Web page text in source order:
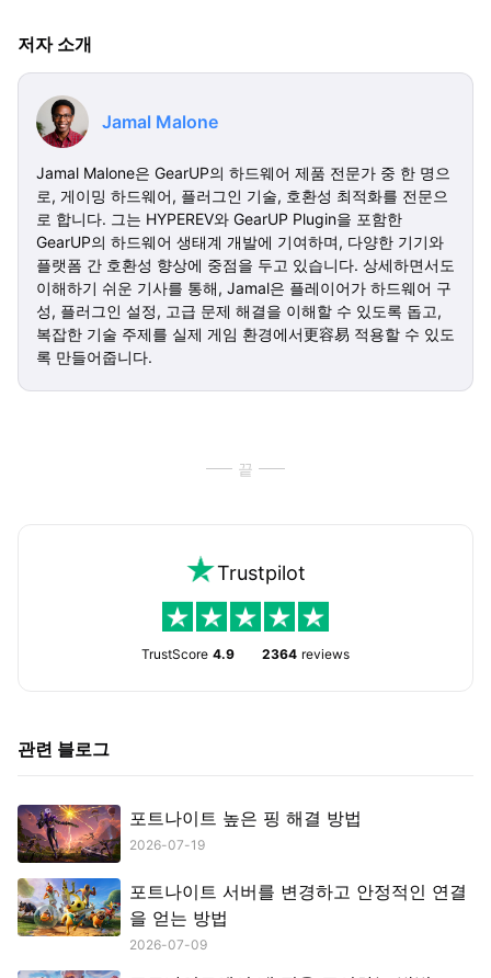
저자 소개
Jamal Malone
Jamal Malone은 GearUP의 하드웨어 제품 전문가 중 한 명으
로, 게이밍 하드웨어, 플러그인 기술, 호환성 최적화를 전문으
로 합니다. 그는 HYPEREV와 GearUP Plugin을 포함한
GearUP의 하드웨어 생태계 개발에 기여하며, 다양한 기기와
플랫폼 간 호환성 향상에 중점을 두고 있습니다. 상세하면서도
이해하기 쉬운 기사를 통해, Jamal은 플레이어가 하드웨어 구
성, 플러그인 설정, 고급 문제 해결을 이해할 수 있도록 돕고,
복잡한 기술 주제를 실제 게임 환경에서更容易 적용할 수 있도
록 만들어줍니다.
끝
Trustpilot
TrustScore 4.9 2364 reviews
관련 블로그
포트나이트 높은 핑 해결 방법
2026-07-19
포트나이트 서버를 변경하고 안정적인 연결
을 얻는 방법
2026-07-09